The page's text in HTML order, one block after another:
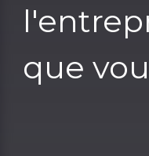
que